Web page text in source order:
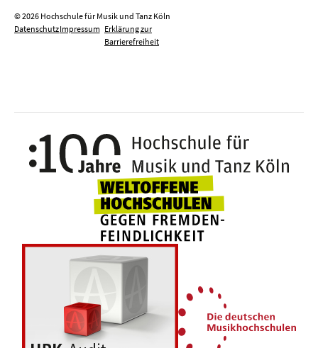
© 2026 Hochschule für Musik und Tanz Köln
DatenschutzImpressum Erklärung zur
Barrierefreiheit